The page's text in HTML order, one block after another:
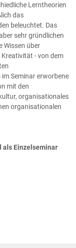
Lerntheorien
das
beleuchtet. Das
sehr gründlichen
Wissen über
- von dem
Seminar erworbene
mit den
organisationales
organisationalen
als Einzelseminar